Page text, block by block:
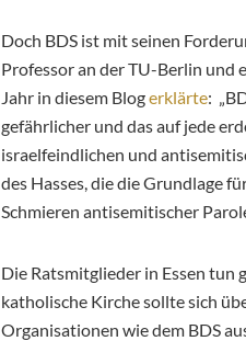
Doch BDS ist mit seinen
Professor an der TU-Berlin und
Jahr in diesem Blogerklärte:
gefährlicher und das auf jede
israelfeindlichen und
des Hasses, die die Grundlage
Schmieren antisemitischer
Die Ratsmitglieder in Essen tun
katholische Kirche sollte sich
Organisationen wie dem BDS